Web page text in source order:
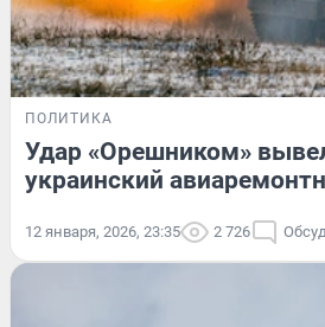
ПОЛИТИКА
Удар «Орешником»
украинский
12 января, 2026, 23:35 2 726